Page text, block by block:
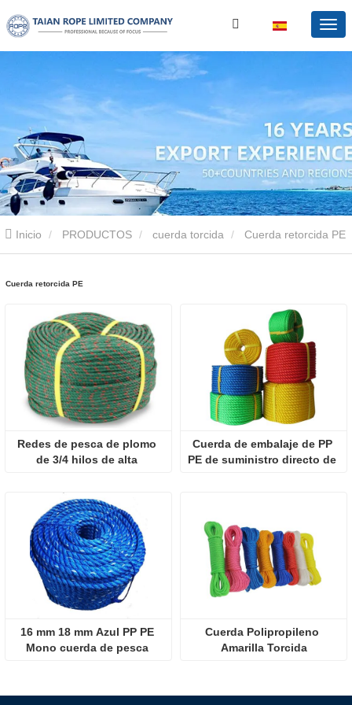
Inicio PRODUCTOS cuerda torcida Cuerda retorcida PE
Cuerda retorcida PE
Redes de pesca de plomo
de 3/4 hilos de alta
Cuerda de embalaje de PP
PE de suministro directo de
16 mm 18 mm Azul PP PE
Mono cuerda de pesca
Cuerda Polipropileno
Amarilla Torcida